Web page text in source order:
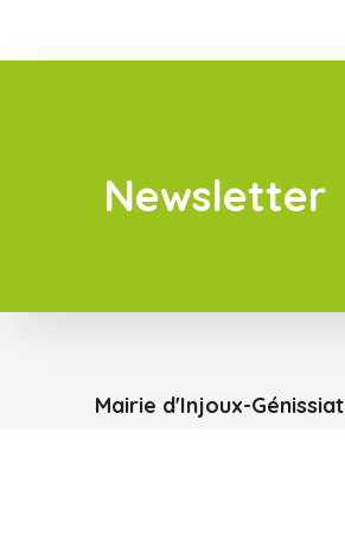
Newsletter
Mairie d'Injoux-Génissiat